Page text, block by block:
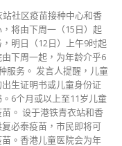
社区疫苗接种中心和香
将由下周一（15日）起
明日（12日）上午9时起
下周一起，为年龄介乎6
服务。 发言人提醒，儿童
生证明书或儿童身份证
6个月或以上至11岁儿童
。 设于港铁青衣站和香
必泰疫苗，市民即将可
。香港儿童医院会为年